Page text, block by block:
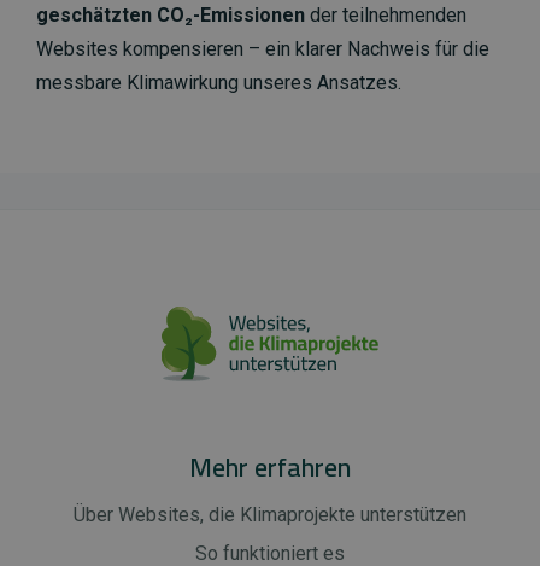
geschätzten CO₂-Emissionen der teilnehmenden
Websites kompensieren – ein klarer Nachweis für die
messbare Klimawirkung unseres Ansatzes.
Mehr erfahren
Über Websites, die Klimaprojekte unterstützen
So funktioniert es